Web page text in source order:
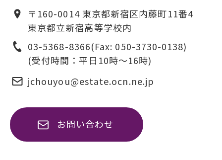
〒160-0014 東京都新宿区内藤町11番4
東京都立新宿高等学校内
03-5368-8366(Fax: 050-3730-0138)
(受付時間：平日10時〜16時)
jchouyou@estate.ocn.ne.jp
お問い合わせ